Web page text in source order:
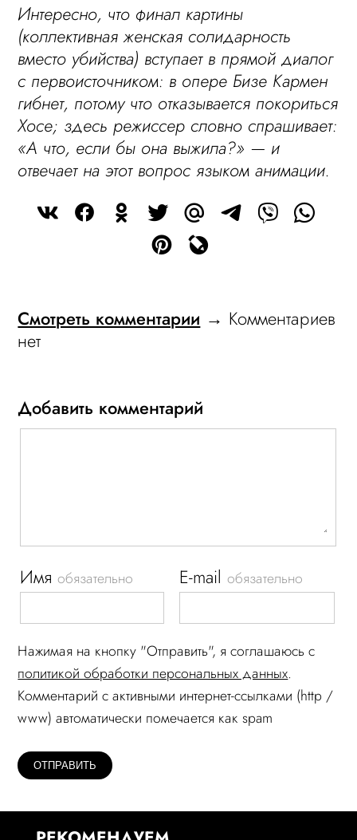
Интересно, что финал картины
(коллективная женская солидарность
вместо убийства) вступает в прямой диалог
с первоисточником: в опере Бизе Кармен
гибнет, потому что отказывается покориться
Хосе; здесь режиссер словно спрашивает:
«А что, если бы она выжила?» — и
отвечает на этот вопрос языком анимации.
Смотреть комментарии → Комментариев
нет
Добавить комментарий
Имяобязательно E-mailобязательно
Нажимая на кнопку "Отправить", я соглашаюсь c
политикой обработки персональных данных.
Комментарий c активными интернет-ссылками (http /
www) автоматически помечается как spam